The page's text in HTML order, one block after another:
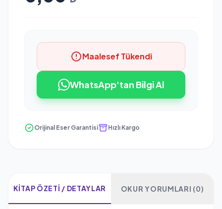
Maalesef Tükendi
WhatsApp'tan Bilgi Al
Orijinal Eser Garantisi Hızlı Kargo
KITAP ÖZETI / DETAYLAR OKUR YORUMLARI (0)